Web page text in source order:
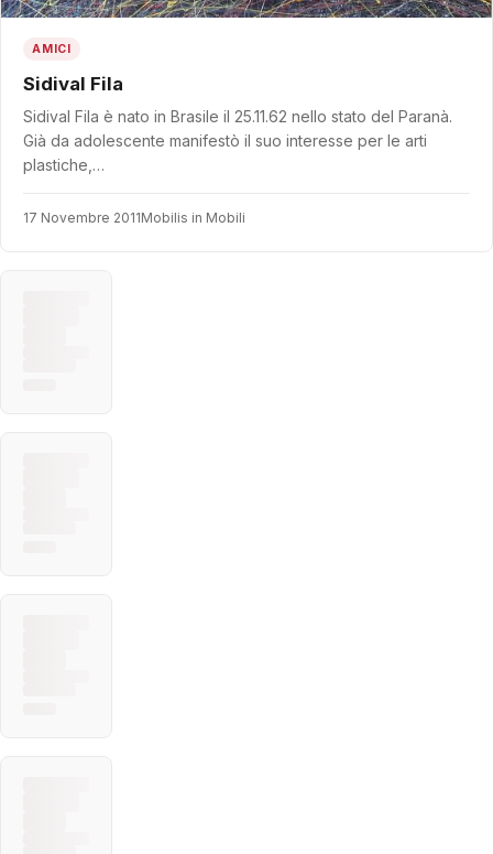
AMICI
Sidival Fila
Sidival Fila è nato in Brasile il 25.11.62 nello stato del Paranà.
Già da adolescente manifestò il suo interesse per le arti
plastiche,…
17 Novembre 2011Mobilis in Mobili